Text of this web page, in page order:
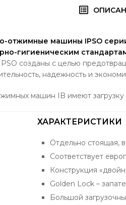
отжимные машины IPSO
гигиеническим
созданы с целью
надежность и
машин IB имеют загрузку
ХАРАКТЕРИСТИКИ
Отдельно стоящая,
Соответствует
Конструкция
Golden Lock –
Большой